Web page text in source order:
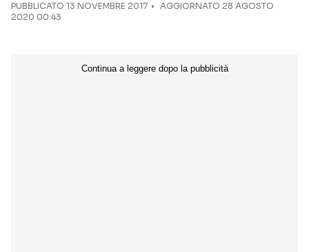
PUBBLICATO 13 NOVEMBRE 2017
AGGIORNATO 28 AGOSTO
2020 00:43